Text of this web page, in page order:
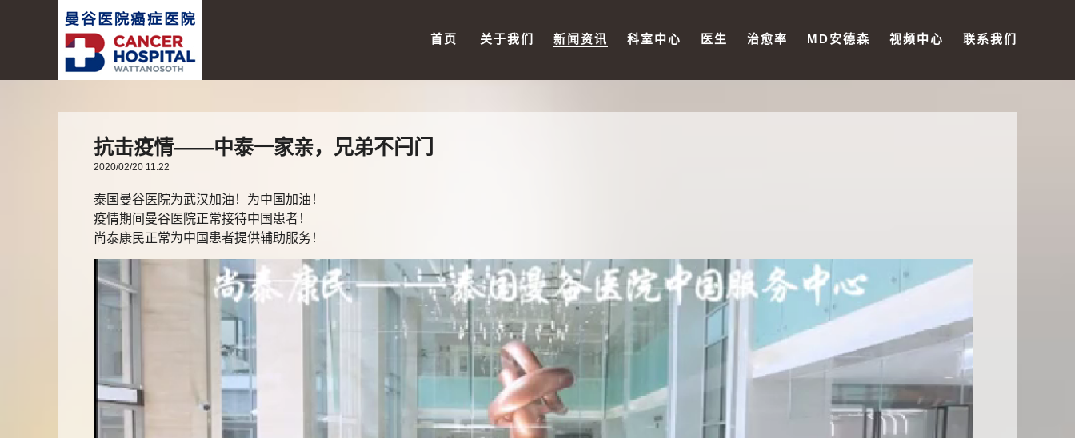
首页 关于我们 新闻资讯 科室中心 医生 治愈率 MD安德森 视频中心 联系我们
抗击疫情——中泰一家亲，兄弟不闩门
2020/02/20 11:22
泰国曼谷医院为武汉加油！为中国加油！
疫情期间曼谷医院正常接待中国患者！
尚泰康民正常为中国患者提供辅助服务！